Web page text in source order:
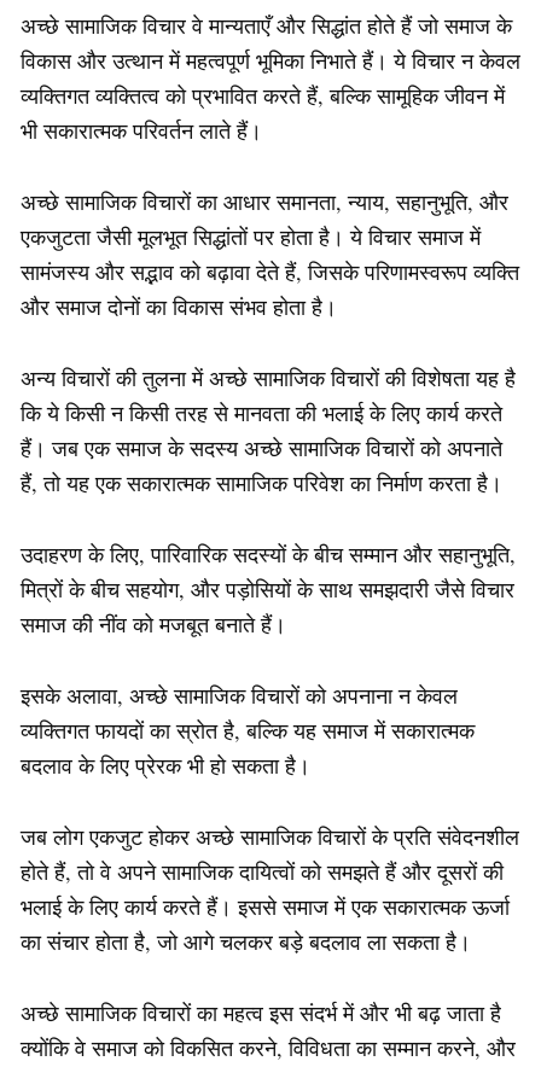
अच्छे सामाजिक विचार वे मान्यताएँ और सिद्धांत होते हैं जो समाज के
विकास और उत्थान में महत्वपूर्ण भूमिका निभाते हैं। ये विचार न केवल
व्यक्तिगत व्यक्तित्व को प्रभावित करते हैं, बल्कि सामूहिक जीवन में
भी सकारात्मक परिवर्तन लाते हैं।
अच्छे सामाजिक विचारों का आधार समानता, न्याय, सहानुभूति, और
एकजुटता जैसी मूलभूत सिद्धांतों पर होता है। ये विचार समाज में
सामंजस्य और सद्भाव को बढ़ावा देते हैं, जिसके परिणामस्वरूप व्यक्ति
और समाज दोनों का विकास संभव होता है।
अन्य विचारों की तुलना में अच्छे सामाजिक विचारों की विशेषता यह है
कि ये किसी न किसी तरह से मानवता की भलाई के लिए कार्य करते
हैं। जब एक समाज के सदस्य अच्छे सामाजिक विचारों को अपनाते
हैं, तो यह एक सकारात्मक सामाजिक परिवेश का निर्माण करता है।
उदाहरण के लिए, पारिवारिक सदस्यों के बीच सम्मान और सहानुभूति,
मित्रों के बीच सहयोग, और पड़ोसियों के साथ समझदारी जैसे विचार
समाज की नींव को मजबूत बनाते हैं।
इसके अलावा, अच्छे सामाजिक विचारों को अपनाना न केवल
व्यक्तिगत फायदों का स्रोत है, बल्कि यह समाज में सकारात्मक
बदलाव के लिए प्रेरक भी हो सकता है।
जब लोग एकजुट होकर अच्छे सामाजिक विचारों के प्रति संवेदनशील
होते हैं, तो वे अपने सामाजिक दायित्वों को समझते हैं और दूसरों की
भलाई के लिए कार्य करते हैं। इससे समाज में एक सकारात्मक ऊर्जा
का संचार होता है, जो आगे चलकर बड़े बदलाव ला सकता है।
अच्छे सामाजिक विचारों का महत्व इस संदर्भ में और भी बढ़ जाता है
क्योंकि वे समाज को विकसित करने, विविधता का सम्मान करने, और